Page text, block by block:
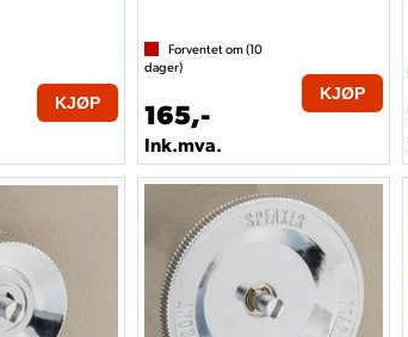
KJØP
Forventet om (10
dager)
165,-
Ink.mva.
KJØP